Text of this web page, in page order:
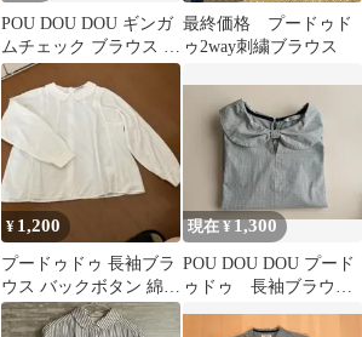
POU DOU DOU ギンガ
ムチェック ブラウス 長
袖 ハイネックトップス
最終価格 プードゥド
ゥ2way刺繍ブラウス
¥ 1,200
プードゥドゥ 長袖ブラ
ウス バックボタン 綿
100% 袖リブ 白
現在 ¥1,300
POU DOU DOU プード
ゥドゥ 長袖ブラウ